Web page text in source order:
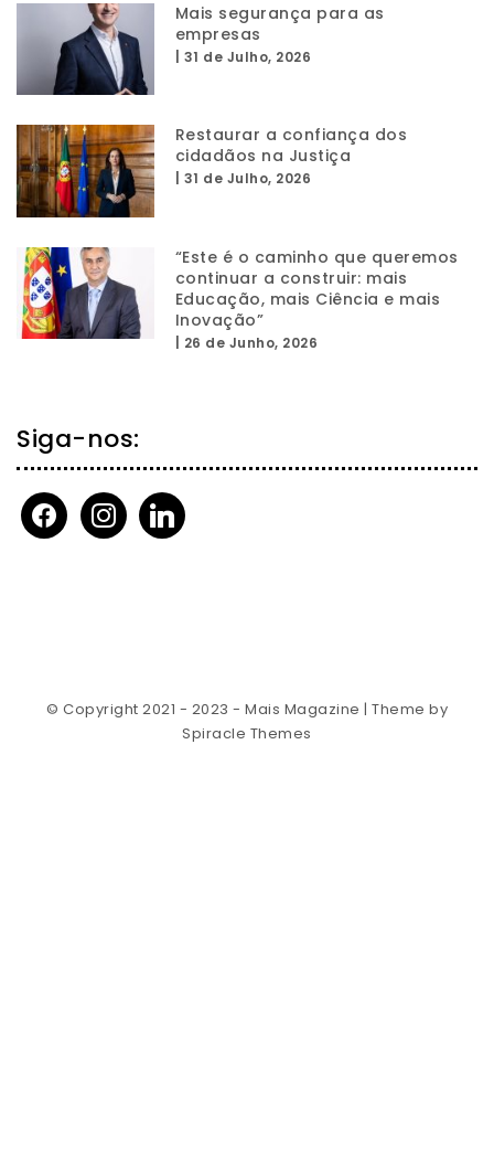
Mais segurança para as
empresas
31 de Julho, 2026
Restaurar a confiança dos
cidadãos na Justiça
31 de Julho, 2026
“Este é o caminho que queremos
continuar a construir: mais
Educação, mais Ciência e mais
Inovação”
26 de Junho, 2026
Siga-nos:
facebookinstagramlinkedin
© Copyright 2021 - 2023 - Mais Magazine | Theme by
Spiracle Themes